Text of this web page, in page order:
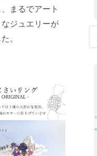
まるでアート
ジュエリーが
。